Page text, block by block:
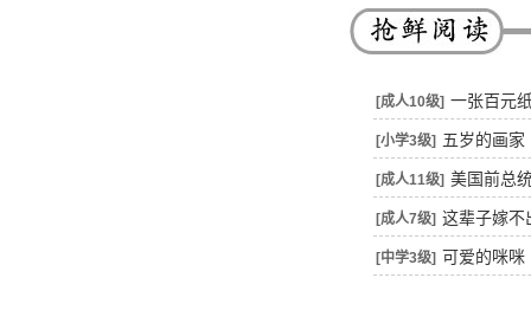
[成人10级] 一张百元
[小学3级] 五岁的画家
[成人11级] 美国前总
[成人7级] 这辈子嫁不
[中学3级] 可爱的咪咪